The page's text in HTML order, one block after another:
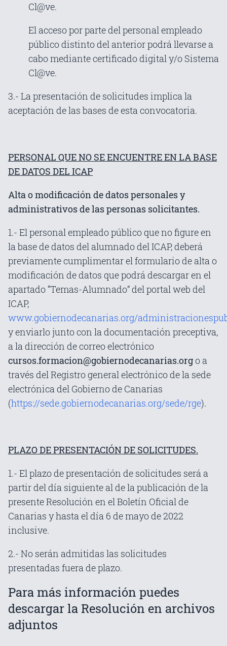
Cl@ve.
El acceso por parte del personal empleado
público distinto del anterior podrá llevarse a
cabo mediante certificado digital y/o Sistema
Cl@ve.
3.- La presentación de solicitudes implica la
aceptación de las bases de esta convocatoria.
PERSONAL QUE NO SE ENCUENTRE EN LA BASE
DE DATOS DEL ICAP
Alta o modificación de datos personales y
administrativos de las personas solicitantes.
1.- El personal empleado público que no figure en
la base de datos del alumnado del ICAP, deberá
previamente cumplimentar el formulario de alta o
modificación de datos que podrá descargar en el
apartado “Temas-Alumnado” del portal web del
ICAP,
www.gobiernodecanarias.org/
y enviarlo junto con la documentación preceptiva,
a la dirección de correo electrónico
cursos.formacion@gobiernodecanarias.orgo a
través del Registro general electrónico de la sede
electrónica del Gobierno de Canarias
(https://sede.gobiernodecanarias.org/sede/rge).
PLAZO DE PRESENTACIÓN DE SOLICITUDES.
1.- El plazo de presentación de solicitudes será a
partir del día siguiente al de la publicación de la
presente Resolución en el Boletín Oficial de
Canarias y hasta el día 6 de mayo de 2022
inclusive.
2.- No serán admitidas las solicitudes
presentadas fuera de plazo.
Para más información puedes
descargar la Resolución en archivos
adjuntos